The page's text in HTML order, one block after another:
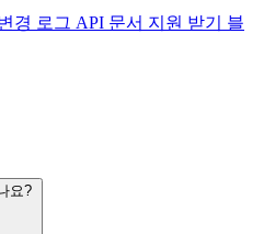
경 로그 API 문서 지원 받기 블
요?